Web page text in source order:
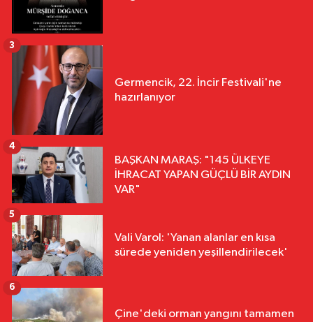
Germencik, 22. İncir Festivali'ne
hazırlanıyor
3
BAŞKAN MARAŞ: "145 ÜLKEYE
İHRACAT YAPAN GÜÇLÜ BİR AYDIN
VAR"
4
Vali Varol: 'Yanan alanlar en kısa
sürede yeniden yeşillendirilecek'
5
Çine'deki orman yangını tamamen
6